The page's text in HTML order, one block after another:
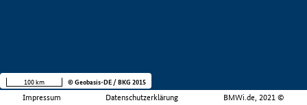
Impressum Datenschutzerklärung BMWi.de, 2021 ©
100 km © Geobasis-DE / BKG 2015